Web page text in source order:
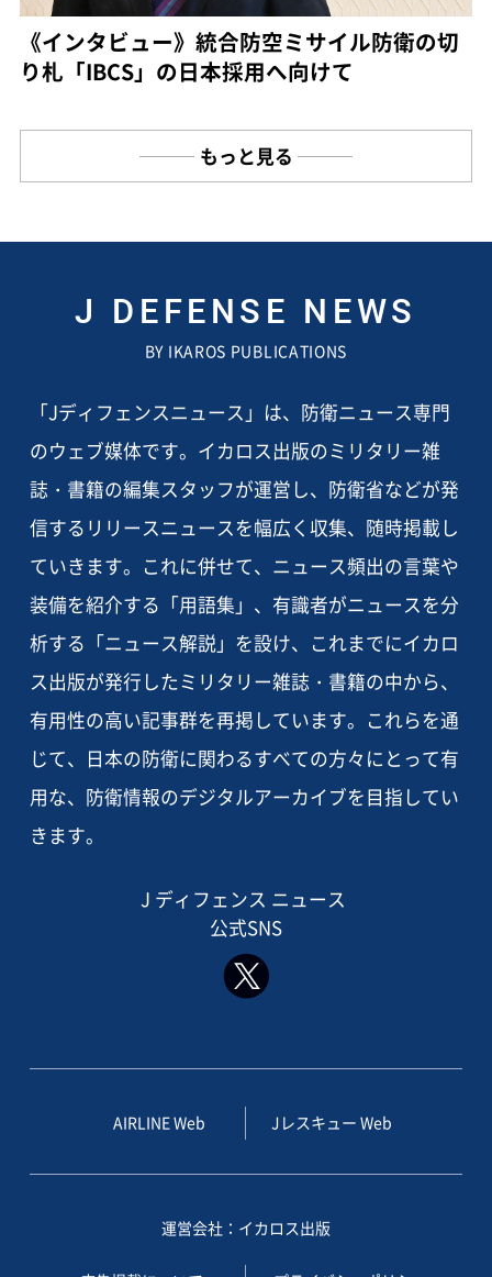
《インタビュー》統合防空ミサイル防衛の切
り札「IBCS」の日本採用へ向けて
もっと見る
J DEFENSE NEWS
BY IKAROS PUBLICATIONS
「Jディフェンスニュース」は、防衛ニュース専門
のウェブ媒体です。イカロス出版のミリタリー雑
誌・書籍の編集スタッフが運営し、防衛省などが発
信するリリースニュースを幅広く収集、随時掲載し
ていきます。これに併せて、ニュース頻出の言葉や
装備を紹介する「用語集」、有識者がニュースを分
析する「ニュース解説」を設け、これまでにイカロ
ス出版が発行したミリタリー雑誌・書籍の中から、
有用性の高い記事群を再掲しています。これらを通
じて、日本の防衛に関わるすべての方々にとって有
用な、防衛情報のデジタルアーカイブを目指してい
きます。
J ディフェンス ニュース
公式SNS
AIRLINE Web Jレスキュー Web
運営会社：イカロス出版